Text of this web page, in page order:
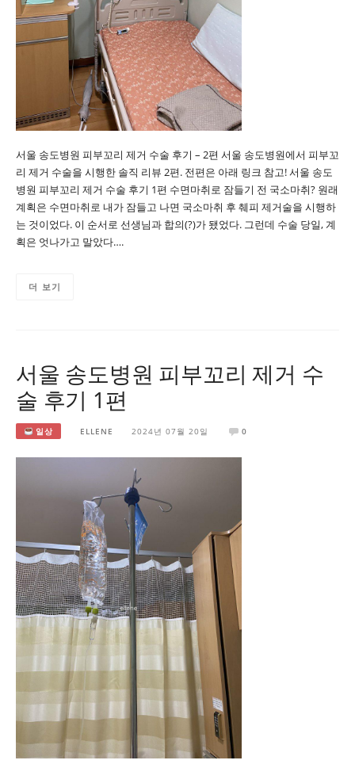
서울 송도병원 피부꼬리 제거 수술 후기 – 2편 서울 송도병원에서 피부꼬
리 제거 수술을 시행한 솔직 리뷰 2편. 전편은 아래 링크 참고! 서울 송도
병원 피부꼬리 제거 수술 후기 1편 수면마취로 잠들기 전 국소마취? 원래
계획은 수면마취로 내가 잠들고 나면 국소마취 후 췌피 제거술을 시행하
는 것이었다. 이 순서로 선생님과 합의(?)가 됐었다. 그런데 수술 당일, 계
획은 엇나가고 말았다….
더 보기
서울 송도병원 피부꼬리 제거 수
술 후기 1편
일상 ELLENE 2024년 07월 20일 0